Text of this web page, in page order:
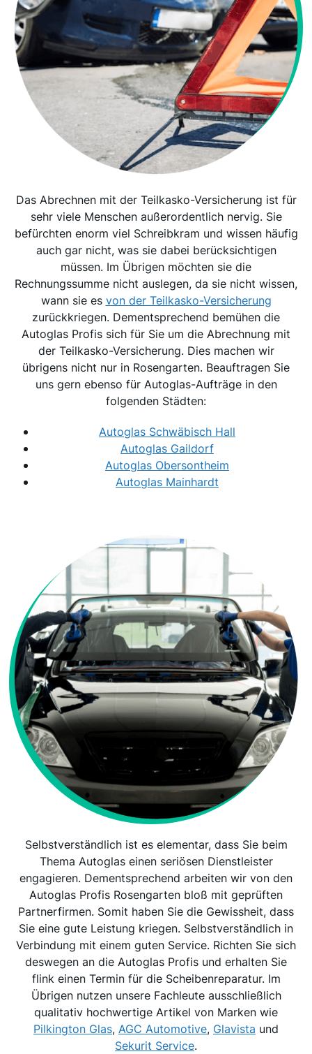
Das Abrechnen mit der Teilkasko-Versicherung ist für
sehr viele Menschen außerordentlich nervig. Sie
befürchten enorm viel Schreibkram und wissen häufig
auch gar nicht, was sie dabei berücksichtigen
müssen. Im Übrigen möchten sie die
Rechnungssumme nicht auslegen, da sie nicht wissen,
wann sie es von der Teilkasko-Versicherung
zurückkriegen. Dementsprechend bemühen die
Autoglas Profis sich für Sie um die Abrechnung mit
der Teilkasko-Versicherung. Dies machen wir
übrigens nicht nur in Rosengarten. Beauftragen Sie
uns gern ebenso für Autoglas-Aufträge in den
folgenden Städten:
Autoglas Schwäbisch Hall
Autoglas Gaildorf
Autoglas Obersontheim
Autoglas Mainhardt
Selbstverständlich ist es elementar, dass Sie beim
Thema Autoglas einen seriösen Dienstleister
engagieren. Dementsprechend arbeiten wir von den
Autoglas Profis Rosengarten bloß mit geprüften
Partnerfirmen. Somit haben Sie die Gewissheit, dass
Sie eine gute Leistung kriegen. Selbstverständlich in
Verbindung mit einem guten Service. Richten Sie sich
deswegen an die Autoglas Profis und erhalten Sie
flink einen Termin für die Scheibenreparatur. Im
Übrigen nutzen unsere Fachleute ausschließlich
qualitativ hochwertige Artikel von Marken wie
Pilkington Glas, AGC Automotive, Glavista und
Sekurit Service.